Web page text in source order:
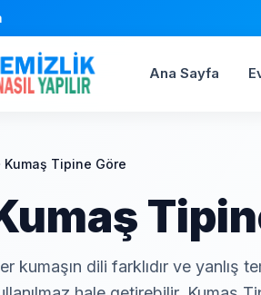
Ana Sayfa
Kumaş Tipine Göre
kumaşın dili farklıdır ve